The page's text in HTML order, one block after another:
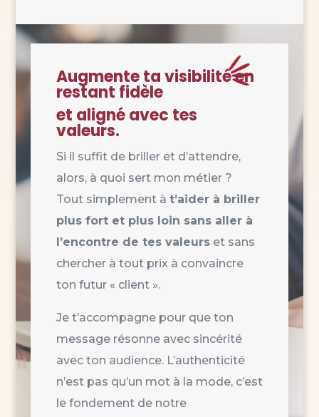
Augmente ta visibilité en
restant fidèle
et aligné avec tes
valeurs.
Si il suffit de briller et d’attendre,
alors, à quoi sert mon métier ?
Tout simplement à t’aider à briller
plus fort et plus loin sans aller à
l’encontre de tes valeurset sans
chercher à tout prix à convaincre
ton futur « client ».
Je t’accompagne pour que ton
message résonne avec sincérité
avec ton audience. L’authenticité
n’est pas qu’un mot à la mode, c’est
le fondement de notre